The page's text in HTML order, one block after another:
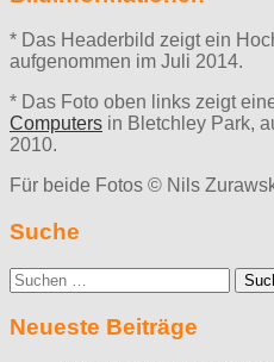
* Das Headerbild zeigt ein
aufgenommen im Juli 2014.
* Das Foto oben links zeigt
Computers in Bletchley Park,
2010.
Für beide Fotos © Nils
Suche
Suche
nach:
Neueste Beiträge